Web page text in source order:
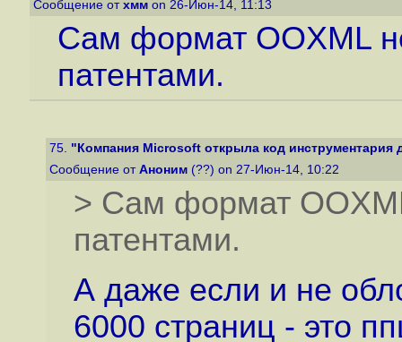
Сообщение от хмм on 26-Июн-14, 11:13
Сам формат OOXML
патентами.
75. "Компания Microsoft открыла код инструментария
Сообщение от Аноним (??) on 27-Июн-14, 10:22
> Сам формат
патентами.
А даже если и не
6000 страниц - это